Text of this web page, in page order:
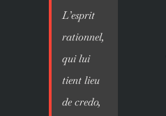
L’esprit
rationnel,
qui lui
tient lieu
de credo,